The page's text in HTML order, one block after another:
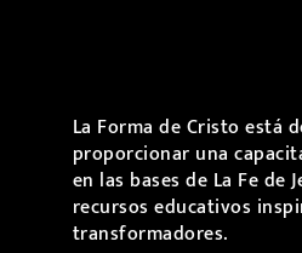
La Forma de Cristo está
proporcionar una
en las bases de La Fe de
recursos educativos
transformadores.